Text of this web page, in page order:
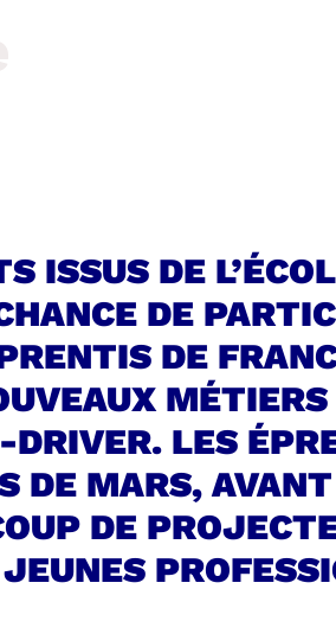
ISSUS DE
DE
DE
DRIVER. LES
DE MARS,
DE